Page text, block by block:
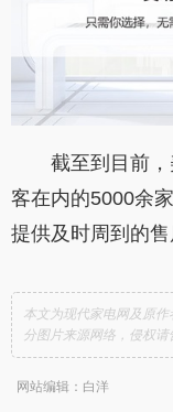
截至到目前
客在内的5000余
提供及时周到的售
本文为现代家电网及原
分图片来源网络，侵权请
网站编辑：白洋